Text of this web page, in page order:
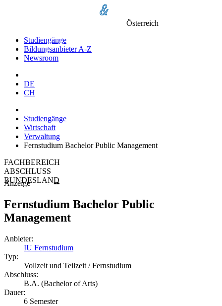
Österreich
Studiengänge
Bildungsanbieter A-Z
Newsroom
DE
CH
Studiengänge
Wirtschaft
Verwaltung
Fernstudium Bachelor Public Management
FACHBEREICH
ABSCHLUSS
BUNDESLAND
Anzeige
Fernstudium Bachelor Public
Management
Anbieter:
IU Fernstudium
Typ:
Vollzeit und Teilzeit / Fernstudium
Abschluss:
B.A. (Bachelor of Arts)
Dauer:
6 Semester